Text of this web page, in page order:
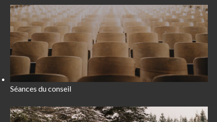
Séances du conseil